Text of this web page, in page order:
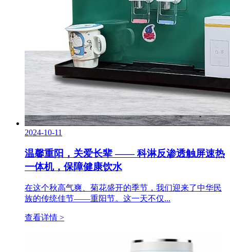
2024-10-11
温馨重阳，关爱长辈 —— 科淋反渗透触屏速热
一体机，保障健康饮水
在这个秋高气爽、菊花盛开的季节，我们迎来了中华民
族的传统佳节——重阳节。这一天不仅...
查看详情 >